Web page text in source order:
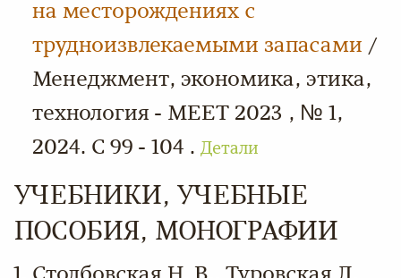
на месторождениях с
трудноизвлекаемыми запасами /
Менеджмент, экономика, этика,
технология - МЕЕТ 2023 , № 1,
2024. С 99 - 104 . Детали
УЧЕБНИКИ, УЧЕБНЫЕ
ПОСОБИЯ, МОНОГРАФИИ